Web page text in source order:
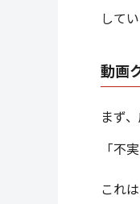
して
動画
まず
「不
これ